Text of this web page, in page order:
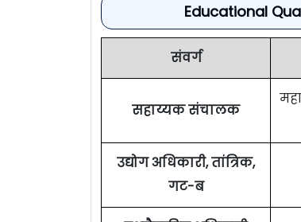
Educational
संवर्ग
सहाय्यक संचालक
उद्योग अधिकारी, तांत्रिक,
गट-ब